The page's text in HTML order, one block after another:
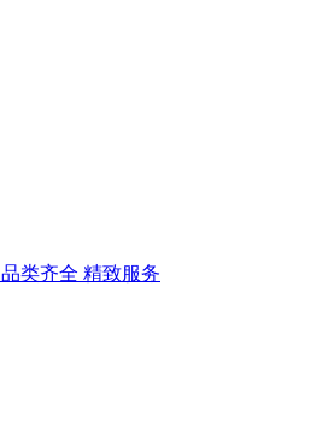
品类齐全 精致服务